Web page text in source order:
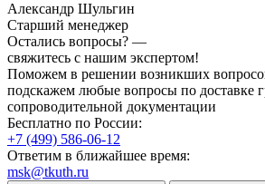
Александр Шульгин
Старший менеджер
Остались вопросы? —
свяжитесь с нашим экспертом!
Поможем в решении возникших
подскажем любые вопросы по доставке
сопроводительной документации
Бесплатно по России:
+7 (499) 586-06-12
Ответим в ближайшее время:
msk@tkuth.ru